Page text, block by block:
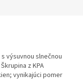
výsuvnou slnečnou
z KPA
vynikajúci pomer